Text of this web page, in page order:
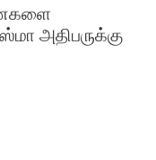
அதிபருக்கு